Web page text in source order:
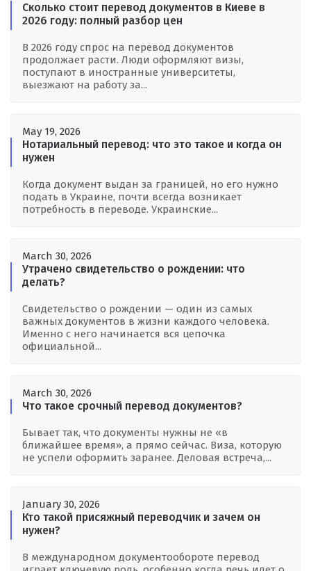
Сколько стоит перевод документов в Киеве в
2026 году: полный разбор цен
В 2026 году спрос на перевод документов
продолжает расти. Люди оформляют визы,
поступают в иностранные университеты,
выезжают на работу за...
May 19, 2026
Нотариальный перевод: что это такое и когда он
нужен
Когда документ выдан за границей, но его нужно
подать в Украине, почти всегда возникает
потребность в переводе. Украинские...
March 30, 2026
Утрачено свидетельство о рождении: что
делать?
Свидетельство о рождении — один из самых
важных документов в жизни каждого человека.
Именно с него начинается вся цепочка
официальной...
March 30, 2026
Что такое срочный перевод документов?
Бывает так, что документы нужны не «в
ближайшее время», а прямо сейчас. Виза, которую
не успели оформить заранее. Деловая встреча,...
January 30, 2026
Кто такой присяжный переводчик и зачем он
нужен?
В международном документообороте перевод